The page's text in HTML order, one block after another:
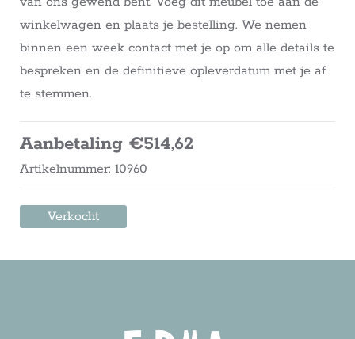
winkelwagen en plaats je bestelling. We nemen
binnen een week contact met je op om alle details te
bespreken en de definitieve opleverdatum met je af
te stemmen.
Aanbetaling €514,62
Artikelnummer: 10960
Verkocht